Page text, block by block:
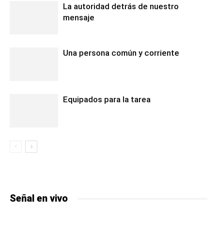
La autoridad detrás de nuestro
mensaje
Una persona común y corriente
Equipados para la tarea
Señal en vivo